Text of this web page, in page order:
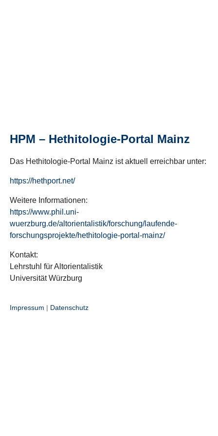
HPM – Hethitologie-Portal Mainz
Das Hethitologie-Portal Mainz ist aktuell erreichbar unter:
https://hethport.net/
Weitere Informationen:
https://www.phil.uni-
wuerzburg.de/altorientalistik/forschung/laufende-
forschungsprojekte/hethitologie-portal-mainz/
Kontakt:
Lehrstuhl für Altorientalistik
Universität Würzburg
Impressum | Datenschutz